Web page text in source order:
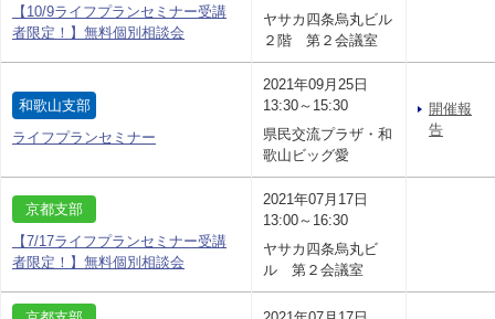
【10/9ライフプランセミナー受講
者限定！】無料個別相談会
ヤサカ四条烏丸ビル
２階 第２会議室
和歌山支部
ライフプランセミナー
2021年09月25日
13:30～15:30
県民交流プラザ・和
歌山ビッグ愛
開催報
告
京都支部
【7/17ライフプランセミナー受講
者限定！】無料個別相談会
2021年07月17日
13:00～16:30
ヤサカ四条烏丸ビ
ル 第２会議室